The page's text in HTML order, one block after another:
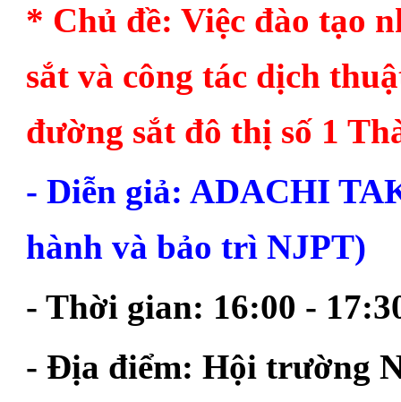
* Chủ đề: Việc đào tạo
sắt và công tác dịch
đường sắt đô thị số 1
- Diễn giả: ADACHI
hành và bảo trì NJPT)
- Thời gian: 16:00 -
- Địa điểm: Hội trường